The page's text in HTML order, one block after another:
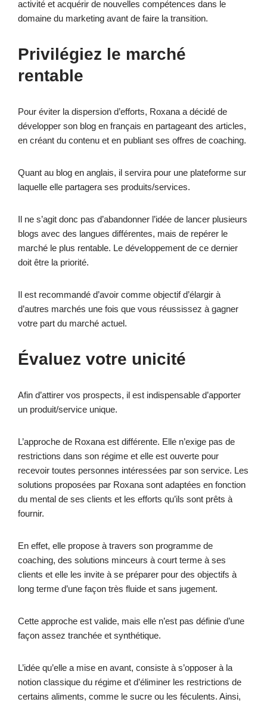
activité et acquérir de nouvelles compétences dans le
domaine du marketing avant de faire la transition.
Privilégiez le marché
rentable
Pour éviter la dispersion d’efforts, Roxana a décidé de
développer son blog en français en partageant des articles,
en créant du contenu et en publiant ses offres de coaching.
Quant au blog en anglais, il servira pour une plateforme sur
laquelle elle partagera ses produits/services.
Il ne s’agit donc pas d’abandonner l’idée de lancer plusieurs
blogs avec des langues différentes, mais de repérer le
marché le plus rentable. Le développement de ce dernier
doit être la priorité.
Il est recommandé d’avoir comme objectif d’élargir à
d’autres marchés une fois que vous réussissez à gagner
votre part du marché actuel.
Évaluez votre unicité
Afin d’attirer vos prospects, il est indispensable d’apporter
un produit/service unique.
L’approche de Roxana est différente. Elle n’exige pas de
restrictions dans son régime et elle est ouverte pour
recevoir toutes personnes intéressées par son service. Les
solutions proposées par Roxana sont adaptées en fonction
du mental de ses clients et les efforts qu’ils sont prêts à
fournir.
En effet, elle propose à travers son programme de
coaching, des solutions minceurs à court terme à ses
clients et elle les invite à se préparer pour des objectifs à
long terme d’une façon très fluide et sans jugement.
Cette approche est valide, mais elle n’est pas définie d’une
façon assez tranchée et synthétique.
L’idée qu’elle a mise en avant, consiste à s’opposer à la
notion classique du régime et d’éliminer les restrictions de
certains aliments, comme le sucre ou les féculents. Ainsi,